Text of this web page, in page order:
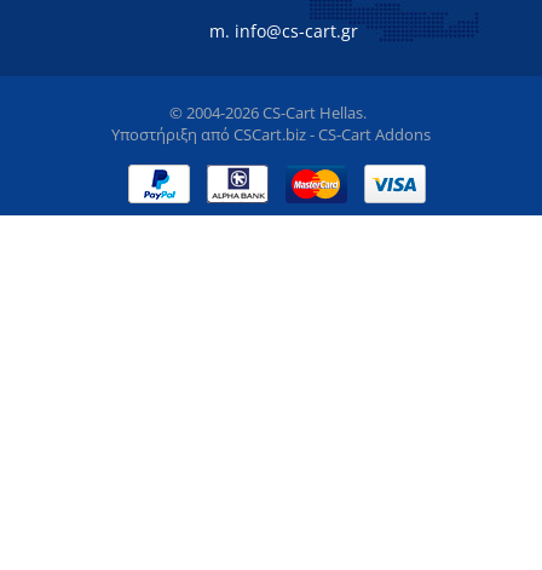
m. info@cs-cart.gr
© 2004-2026 CS-Cart Hellas.
Υποστήριξη από CSCart.biz - CS-Cart Addons